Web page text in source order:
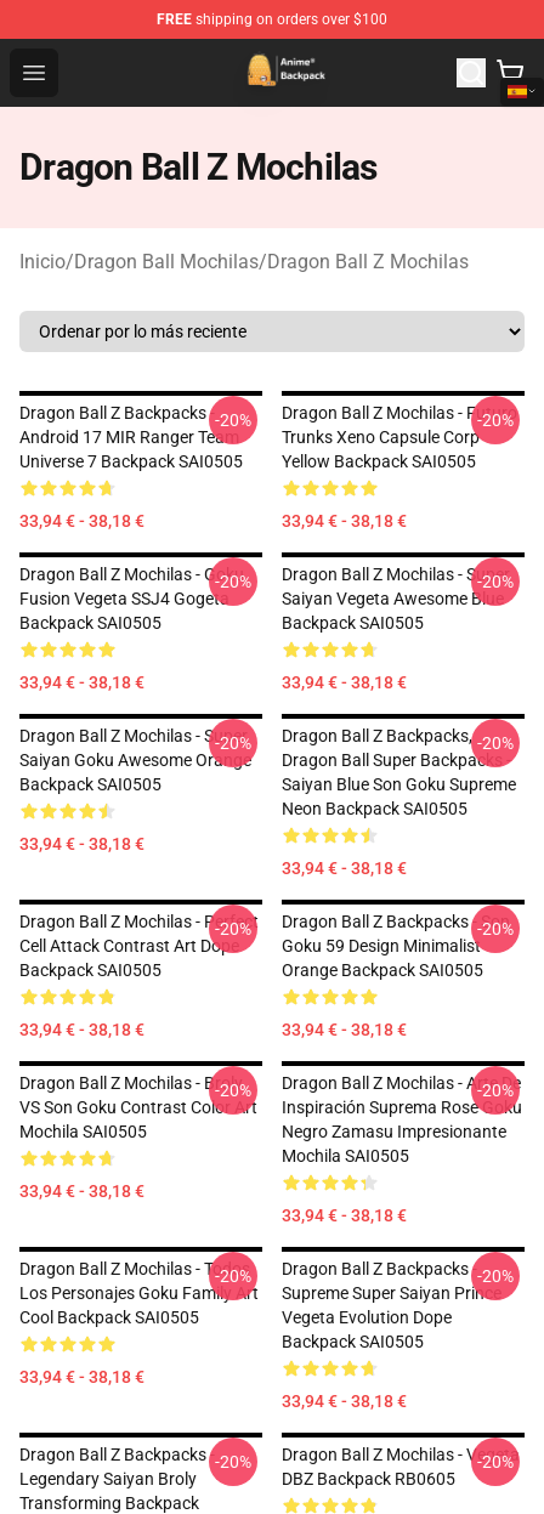
FREE shipping on orders over $100
Open menu
Anime Backpack Shop - Official Anime Backpack Store
Dragon Ball Z Mochilas
Inicio/Dragon Ball Mochilas/Dragon Ball Z Mochilas
Dragon Ball Z Backpacks -
Android 17 MIR Ranger Team
Universe 7 Backpack SAI0505
33,94 € - 38,18 €
-20%
Dragon Ball Z Mochilas - Futuro
Trunks Xeno Capsule Corp
Yellow Backpack SAI0505
33,94 € - 38,18 €
-20%
Dragon Ball Z Mochilas - Goku
Fusion Vegeta SSJ4 Gogeta
Backpack SAI0505
33,94 € - 38,18 €
-20%
Dragon Ball Z Mochilas - Super
Saiyan Vegeta Awesome Blue
Backpack SAI0505
33,94 € - 38,18 €
-20%
Dragon Ball Z Mochilas - Super
Saiyan Goku Awesome Orange
Backpack SAI0505
33,94 € - 38,18 €
-20%
Dragon Ball Z Backpacks,
Dragon Ball Super Backpacks -
Saiyan Blue Son Goku Supreme
Neon Backpack SAI0505
33,94 € - 38,18 €
-20%
Dragon Ball Z Mochilas - Perfect
Cell Attack Contrast Art Dope
Backpack SAI0505
33,94 € - 38,18 €
-20%
Dragon Ball Z Backpacks - Son
Goku 59 Design Minimalist
Orange Backpack SAI0505
33,94 € - 38,18 €
-20%
Dragon Ball Z Mochilas - Broly
VS Son Goku Contrast Color Art
Mochila SAI0505
33,94 € - 38,18 €
-20%
Dragon Ball Z Mochilas - Arte De
Inspiración Suprema Rose Goku
Negro Zamasu Impresionante
Mochila SAI0505
33,94 € - 38,18 €
-20%
Dragon Ball Z Mochilas - Todos
Los Personajes Goku Family Art
Cool Backpack SAI0505
33,94 € - 38,18 €
-20%
Dragon Ball Z Backpacks -
Supreme Super Saiyan Prince
Vegeta Evolution Dope
Backpack SAI0505
33,94 € - 38,18 €
-20%
Dragon Ball Z Backpacks -
Legendary Saiyan Broly
Transforming Backpack
-20%
Dragon Ball Z Mochilas - Vegeta
DBZ Backpack RB0605
-20%